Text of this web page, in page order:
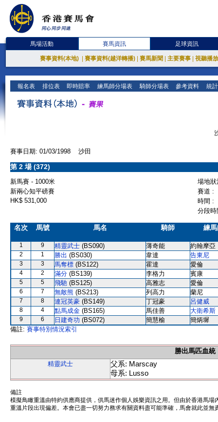
馬場活動 賽馬資訊 足球資訊
賽事資料(本地) 賽事資料(越洋轉播) 賽馬新聞 主要賽事 視聽播
報名表 排位表 即時賠率 練馬師分場表 騎師分場表 參考資料 統
賽事日期: 01/03/1998 沙田
第 2 場 (372)
新馬賽 - 1000米
場地
新兩心知平磅賽
賽道 :
HK$ 531,000
時間 :
分段
名次 馬號 馬名 騎師 練
1 9 精靈武士 (BS090) 薄奇能 約翰摩亞
2 1 勝出 (BS030) 韋達 告東尼
3 3 馬奪標 (BS122) 霍達 愛倫
4 2 滿分 (BS139) 李格力 賓康
5 5 飛馳 (BS125) 高雅志 愛倫
6 7 無敵熊 (BS213) 列高力 蘭尼
7 8 連冠英豪 (BS149) 丁冠豪 呂健威
8 4 點馬成金 (BS165) 馬佳善 大衛希斯
9 6 日建奇功 (BS072) 簡慧榆
簡炳墀
備註: 賽事特別情況索引
勝出馬匹血統
精靈武士
父系: Marscay
母系: Lusso
備註
模擬鳥瞰重溫由特約供應商提供，供馬迷作個人娛樂資訊之用。但由於香港馬
重溫片段出現偏差。本會已盡一切努力務求有關資料盡可能準確，馬會就此並